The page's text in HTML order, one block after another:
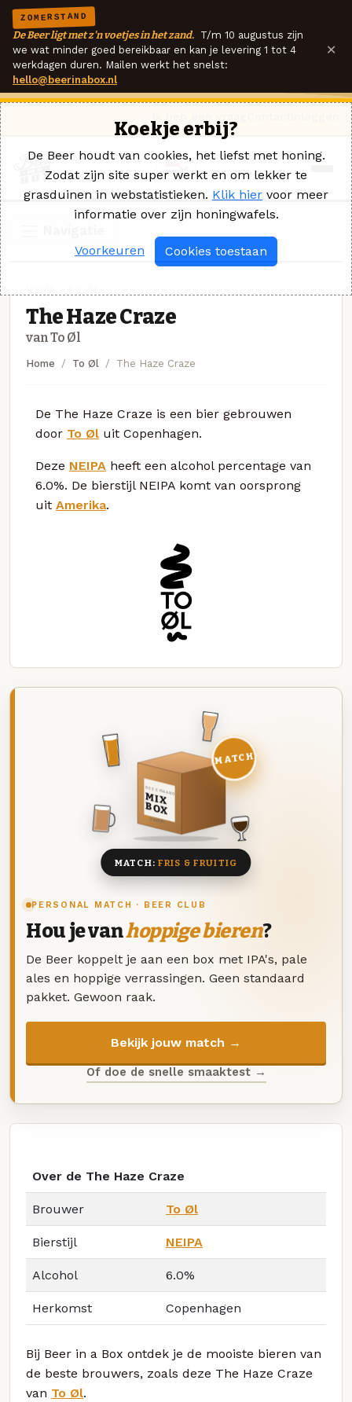
ZOMERSTAND
De Beer ligt met z'n voetjes in het zand. T/m 10 augustus zijn
we wat minder goed bereikbaar en kan je levering 1 tot 4
werkdagen duren. Mailen werkt het snelst:
hello@beerinabox.nl
×
The Haze Craze
van To Øl
Home To Øl The Haze Craze
De The Haze Craze is een bier gebrouwen
door To Øl uit Copenhagen.
Deze NEIPA heeft een alcohol percentage van
6.0%. De bierstijl NEIPA komt van oorsprong
uit Amerika.
PERSONAL MATCH · BEER CLUB
Hou je vanhoppige bieren?
De Beer koppelt je aan een box met IPA's, pale
ales en hoppige verrassingen. Geen standaard
pakket. Gewoon raak.
Bekijk jouw match →
Of doe de snelle smaaktest →
DEZE MAAND
MIX
BOX
8 BIEREN
MATCH
MATCH: FRIS & FRUITIG
Over de The Haze Craze
Brouwer To Øl
Bierstijl NEIPA
Alcohol 6.0%
Herkomst Copenhagen
Bij Beer in a Box ontdek je de mooiste bieren van
de beste brouwers, zoals deze The Haze Craze
van To Øl.
Koekje erbij?
De Beer houdt van cookies, het liefst met honing.
Zodat zijn site super werkt en om lekker te
grasduinen in webstatistieken. Klik hier voor meer
informatie over zijn honingwafels.
Voorkeuren Cookies toestaan